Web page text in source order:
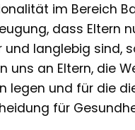
im Bereich
dass Eltern
und langlebig sind,
uns an Eltern, die
legen und für die
für